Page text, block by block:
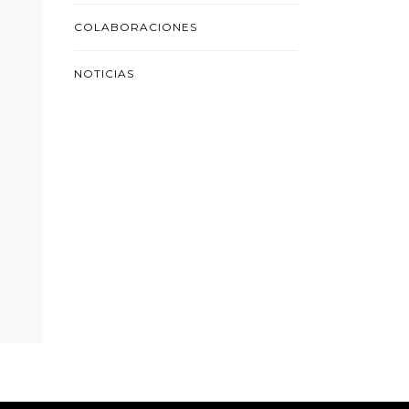
COLABORACIONES
NOTICIAS